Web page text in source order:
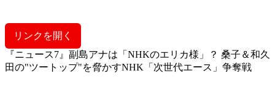
リンクを開く
『ニュース7』副島アナは「NHKのエリカ様」？ 桑子＆和久
田の"ツートップ"を脅かすNHK「次世代エース」争奪戦